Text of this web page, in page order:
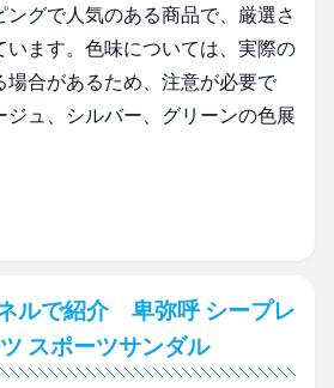
グで人気のある商品で、厳選さ
います。色味については、実際の
場合があるため、注意が必要で
ジュ、シルバー、グリーンの色展
ルで紹介 卑弥呼 シープレ
スポーツサンダル